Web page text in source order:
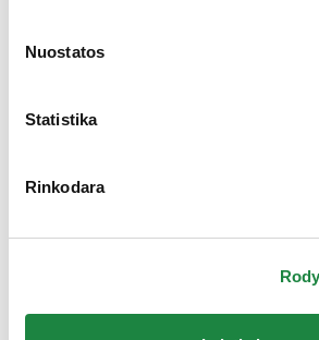
Nuostatos
Statistika
Rinkodara
INFORMACIJA
Naujienos